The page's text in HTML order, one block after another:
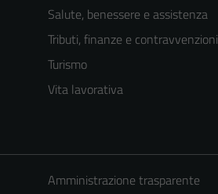
Salute, benessere e assistenza
Tributi, finanze e contravvenzioni
Turismo
Vita lavorativa
Amministrazione trasparente